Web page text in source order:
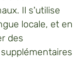
Il s'utilise
locale, et en
des